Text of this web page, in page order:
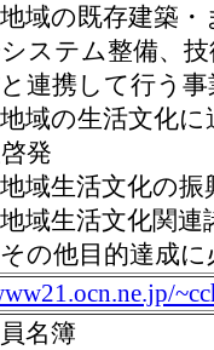
の既存建築・
ステム整備、
連携して行う事
の生活文化に
発
域生活文化の振
域生活文化関連
の他目的達成に
名簿